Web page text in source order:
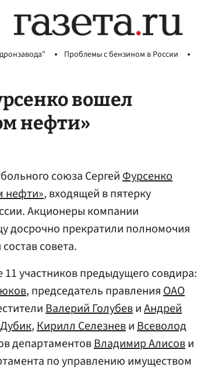
Проблемы с бензином в России
вошел
нефти»
союза СергейФурсенко
нефти», входящей в пятерку
Акционеры компании
досрочно прекратили полномочия
совета.
участников предыдущего совдира:
, председатель правленияОАО
Валерий ГолубевиАндрей
,Кирилл СелезневиВсеволод
департаментовВладимир Алисови
по управлению имуществом